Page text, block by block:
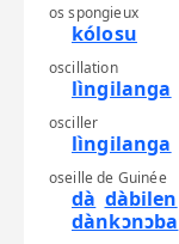
os spongieux
kólosu
oscillation
lìngilanga
osciller
lìngilanga
oseille de Guinée
dà dàbilen
dànkɔnɔba